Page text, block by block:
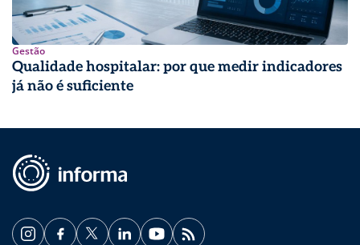
Gestão
Qualidade hospitalar: por que medir indicadores
já não é suficiente